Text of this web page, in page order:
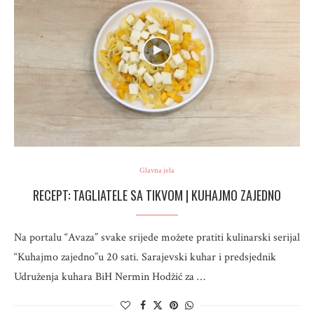
Glavna jela
RECEPT: TAGLIATELE SA TIKVOM | KUHAJMO ZAJEDNO
Na portalu “Avaza” svake srijede možete pratiti kulinarski serijal
“Kuhajmo zajedno”u 20 sati. Sarajevski kuhar i predsjednik
Udruženja kuhara BiH Nermin Hodžić za …